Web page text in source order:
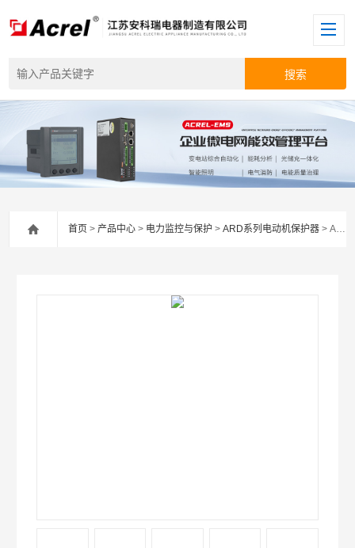
首页 >产品中心 > 电力监控与保护 >ARD系列电动机保护器 > ARD3M-100安科瑞分体式电动机保护器带以太网通讯